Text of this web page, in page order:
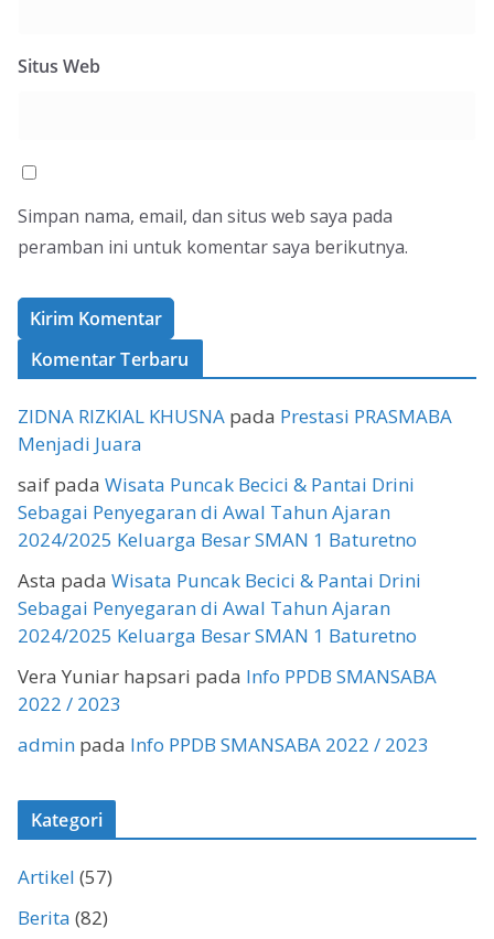
Situs Web
Simpan nama, email, dan situs web saya pada
peramban ini untuk komentar saya berikutnya.
Komentar Terbaru
ZIDNA RIZKIAL KHUSNA pada Prestasi PRASMABA
Menjadi Juara
saif pada Wisata Puncak Becici & Pantai Drini
Sebagai Penyegaran di Awal Tahun Ajaran
2024/2025 Keluarga Besar SMAN 1 Baturetno
Asta pada Wisata Puncak Becici & Pantai Drini
Sebagai Penyegaran di Awal Tahun Ajaran
2024/2025 Keluarga Besar SMAN 1 Baturetno
Vera Yuniar hapsari pada Info PPDB SMANSABA
2022 / 2023
admin pada Info PPDB SMANSABA 2022 / 2023
Kategori
Artikel (57)
Berita (82)